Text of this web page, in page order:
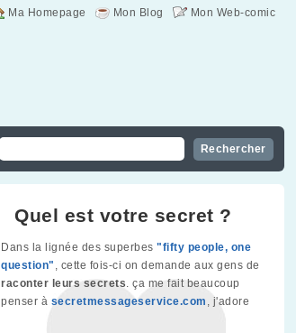
Mon Web-comic
Mon Blog
Ma Homepage
Quel est votre secret ?
Dans la lignée des superbes "fifty people, one
question" , cette fois-ci on demande aux gens de
raconter leurs secrets. ça me fait beaucoup
penser à secretmessageservice.com , j'adore